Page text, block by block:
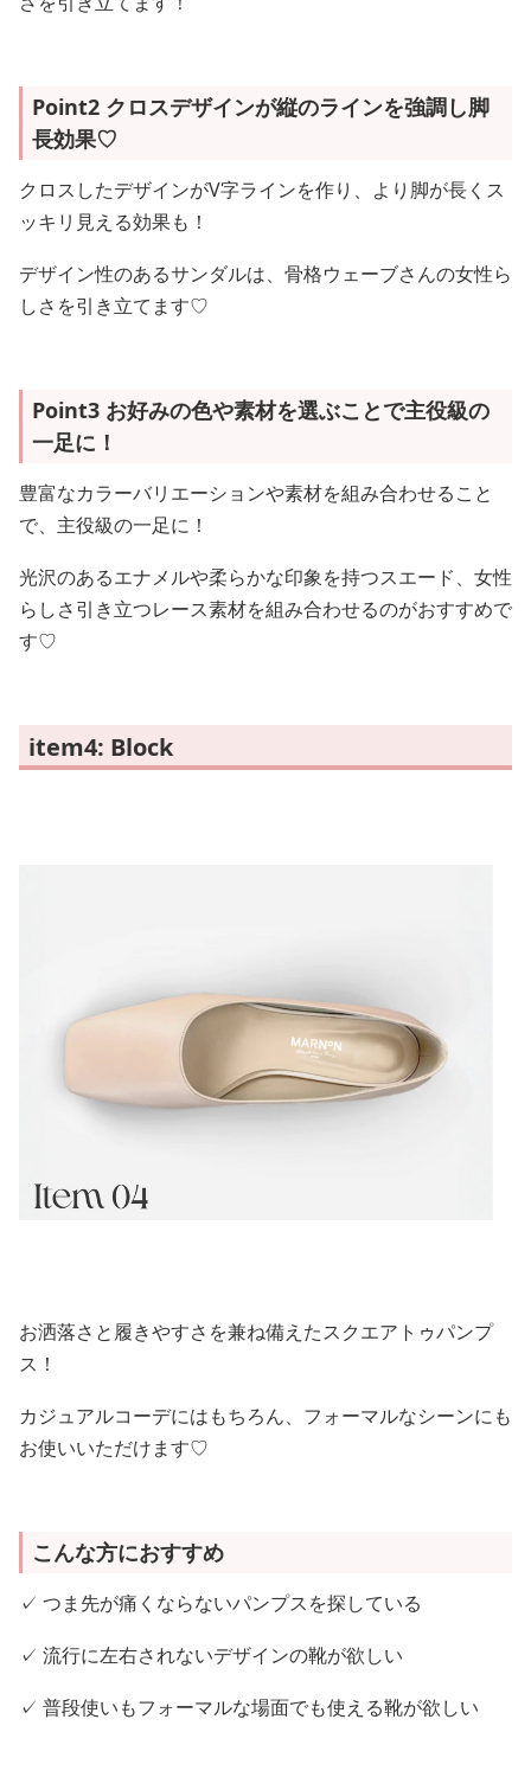
Point2 クロスデザインが縦のラインを強調し脚
長効果♡
クロスしたデザインがV字ラインを作り、より脚が長くス
ッキリ見える効果も！
デザイン性のあるサンダルは、骨格ウェーブさんの女性ら
しさを引き立てます♡
Point3 お好みの色や素材を選ぶことで主役級の
一足に！
豊富なカラーバリエーションや素材を組み合わせること
で、主役級の一足に！
光沢のあるエナメルや柔らかな印象を持つスエード、女性
らしさ引き立つレース素材を組み合わせるのがおすすめで
す♡
item4: Block
お洒落さと履きやすさを兼ね備えたスクエアトゥパンプ
ス！
カジュアルコーデにはもちろん、フォーマルなシーンにも
お使いいただけます♡
こんな方におすすめ
✓ つま先が痛くならないパンプスを探している
✓ 流行に左右されないデザインの靴が欲しい
✓ 普段使いもフォーマルな場面でも使える靴が欲しい